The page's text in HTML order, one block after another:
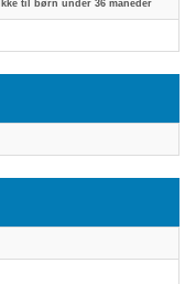
til børn under 36 måneder